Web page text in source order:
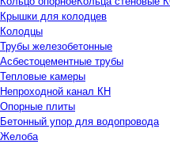
Крышки для колодцев
Колодцы
Трубы железобетонные
Асбестоцементные трубы
Тепловые камеры
Непроходной канал КН
Опорные плиты
Бетонный упор для водопровода
Желоба